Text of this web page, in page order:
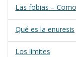
Las fobias –
Qué es la enuresis
Los límites